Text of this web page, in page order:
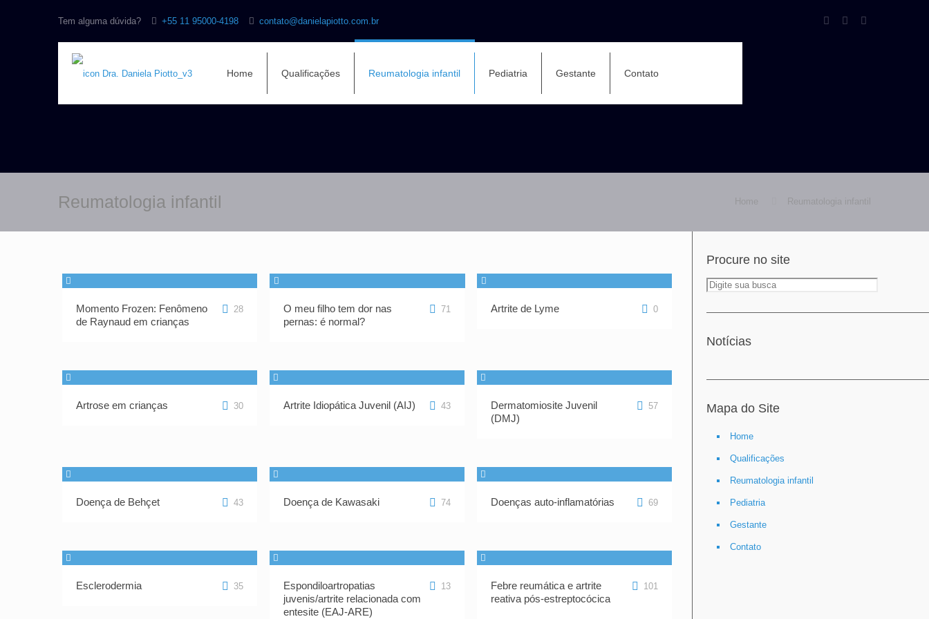
Tem alguma dúvida? +55 11 95000-4198 contato@danielapiotto.com.br
Home Qualificações Reumatologia infantil Pediatria Gestante Contato
Reumatologia infantil Home Reumatologia infantil
Momento Frozen: Fenômeno
de Raynaud em crianças
28
O meu filho tem dor nas
pernas: é normal?
71 Artrite de Lyme 0
Artrose em crianças 30 Artrite Idiopática Juvenil (AIJ) 43
Dermatomiosite Juvenil
(DMJ)
57
Doença de Behçet 43 Doença de Kawasaki 74 Doenças auto-inflamatórias 69
Esclerodermia 35
Espondiloartropatias
juvenis/artrite relacionada com
entesite (EAJ-ARE)
13
Febre reumática e artrite
reativa pós-estreptocócica
101
Procure no site
Notícias
Mapa do Site
Home
Qualificações
Reumatologia infantil
Pediatria
Gestante
Contato